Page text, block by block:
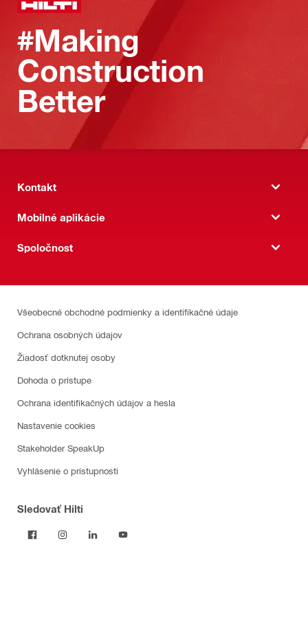
#Making
Construction
Better
Kontakt
Mobilné aplikácie
Spoločnost
Všeobecné obchodné podmienky a identifikačné údaje
Ochrana osobných údajov
Žiadosť dotknutej osoby
Dohoda o prístupe
Ochrana identifikačných údajov a hesla
Nastavenie cookies
Stakeholder SpeakUp
Vyhlásenie o prístupnosti
Sledovať Hilti